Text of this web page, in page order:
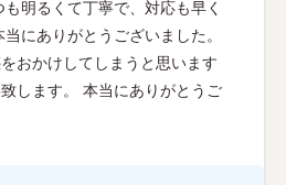
明るくて丁寧で、対応も早く
にありがとうございました。
おかけしてしまうと思います
します。 本当にありがとうご